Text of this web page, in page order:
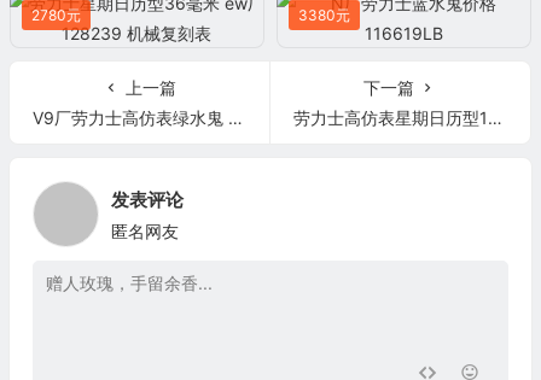
2780元 3380元
上一篇
V9厂劳力士高仿表绿水鬼 V9厂3135机芯蓝游丝劳力士高仿表绿水鬼904L钢116610LV
下一篇
劳力士高仿表星期日历型118205 白盘 18K玫瑰金
发表评论
匿名网友